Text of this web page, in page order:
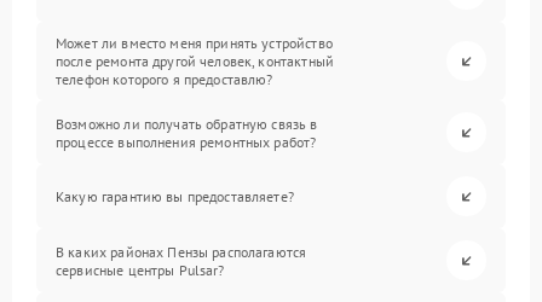
Может ли вместо меня принять устройство
после ремонта другой человек, контактный
телефон которого я предоставлю?
Возможно ли получать обратную связь в
процессе выполнения ремонтных работ?
Какую гарантию вы предоставляете?
В каких районах Пензы располагаются
сервисные центры Pulsar?